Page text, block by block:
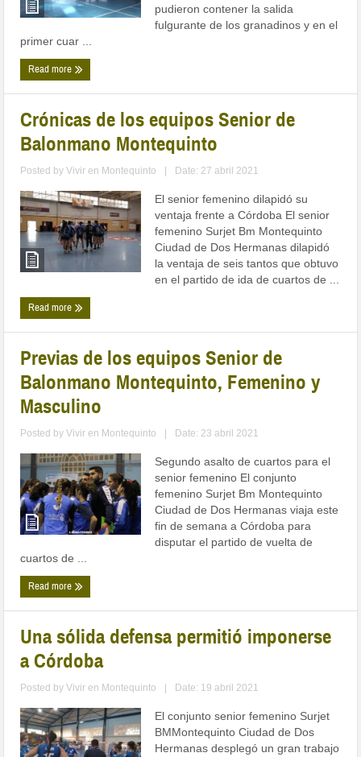
pudieron contener la salida
fulgurante de los granadinos y en el
primer cuar ...
Read more
Crónicas de los equipos Senior de
Balonmano Montequinto
Posted byVivir en Montequinto Date: 27 abril 2021
El senior femenino dilapidó su
ventaja frente a Córdoba El senior
femenino Surjet Bm Montequinto
Ciudad de Dos Hermanas dilapidó
la ventaja de seis tantos que obtuvo
en el partido de ida de cuartos de ...
Read more
Previas de los equipos Senior de
Balonmano Montequinto, Femenino y
Masculino
Posted byVivir en Montequinto Date: 23 abril 2021
Segundo asalto de cuartos para el
senior femenino El conjunto
femenino Surjet Bm Montequinto
Ciudad de Dos Hermanas viaja este
fin de semana a Córdoba para
disputar el partido de vuelta de
cuartos de ...
Read more
Una sólida defensa permitió imponerse
a Córdoba
Posted byVivir en Montequinto Date: 19 abril 2021
El conjunto senior femenino Surjet
BMMontequinto Ciudad de Dos
Hermanas desplegó un gran trabajo